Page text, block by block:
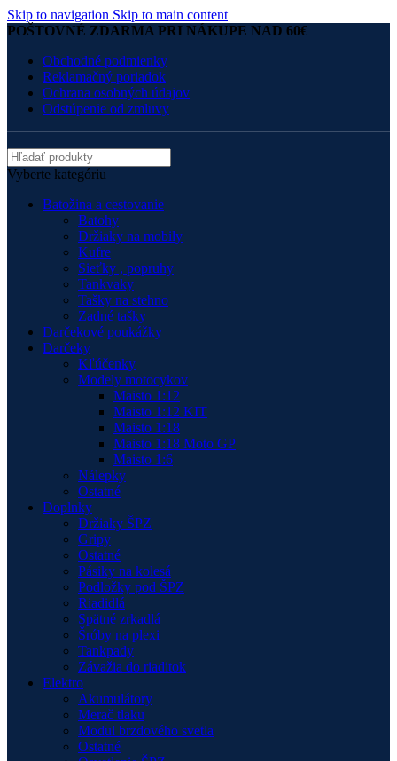
Skip to navigation Skip to main content
POŠTOVNÉ ZDARMA PRI NÁKUPE NAD 60€
Obchodné podmienky
Reklamačný poriadok
Ochrana osobných údajov
Odstúpenie od zmluvy
Vyberte kategóriu
Batožina a cestovanie
Batohy
Držiaky na mobily
Kufre
Sieťky , popruhy
Tankvaky
Tašky na stehno
Zadné tašky
Darčekové poukážky
Darčeky
Kľúčenky
Modely motocykov
Maisto 1:12
Maisto 1:12 KIT
Maisto 1:18
Maisto 1:18 Moto GP
Maisto 1:6
Nálepky
Ostatné
Doplnky
Držiaky ŠPZ
Gripy
Ostatné
Pásiky na kolesá
Podložky pod ŠPZ
Riadidlá
Spätné zrkadlá
Šróby na plexi
Tankpady
Závažia do riaditok
Elektro
Akumulátory
Merač tlaku
Modul brzdového svetla
Ostatné